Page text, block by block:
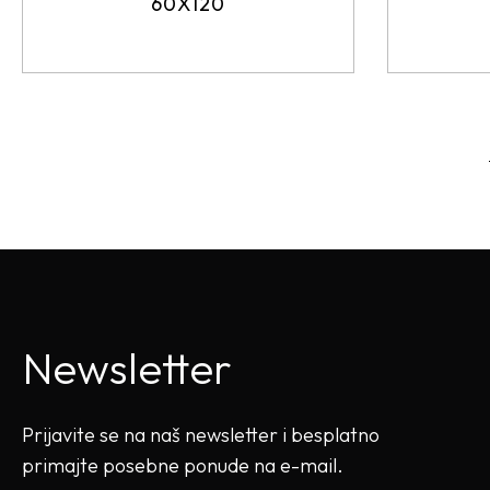
Newsletter
Prijavite se na naš newsletter i besplatno
primajte posebne ponude na e-mail.